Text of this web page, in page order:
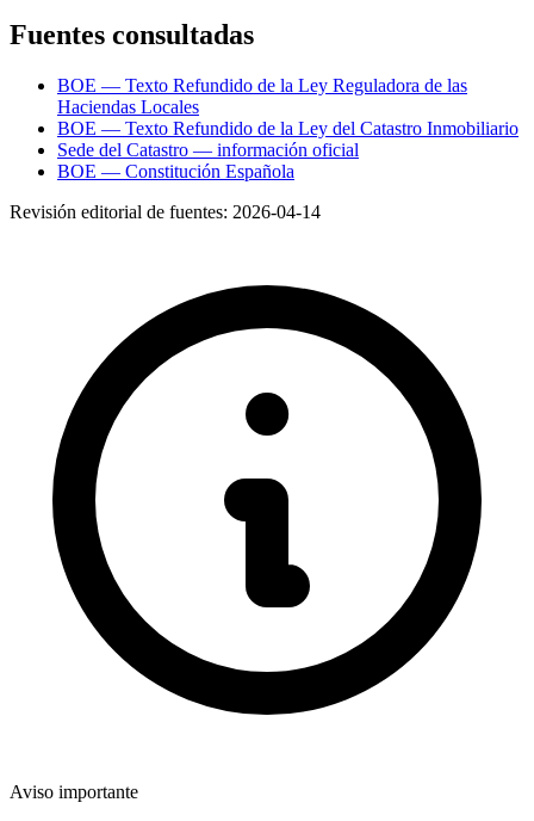
Fuentes consultadas
BOE — Texto Refundido de la Ley Reguladora de las
Haciendas Locales
BOE — Texto Refundido de la Ley del Catastro Inmobiliario
Sede del Catastro — información oficial
BOE — Constitución Española
Revisión editorial de fuentes: 2026-04-14
Aviso importante